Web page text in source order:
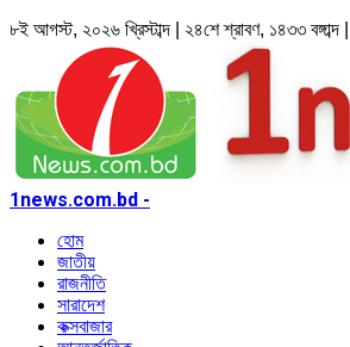
৮ই আগস্ট, ২০২৬ খ্রিস্টাব্দ | ২৪শে শ্রাবণ, ১৪৩৩
1news.com.bd -
হোম
জাতীয়
রাজনীতি
সারাদেশ
কক্সবাজার